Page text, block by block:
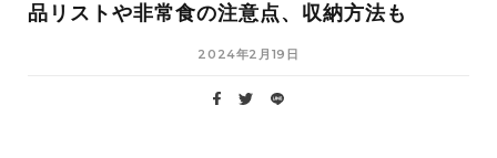
品リストや非常食の注意点、収納方法も
2024年2月19日